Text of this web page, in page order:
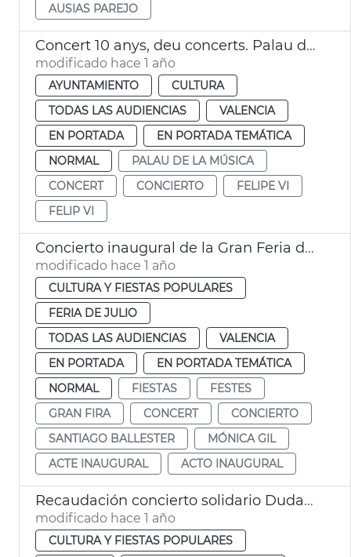
AUSIAS PAREJO
Concert 10 anys, deu concerts. Palau de la Música de València
modificado hace 1 año
AYUNTAMIENTO
CULTURA
TODAS LAS AUDIENCIAS
VALENCIA
EN PORTADA
EN PORTADA TEMÁTICA
NORMAL
PALAU DE LA MÚSICA
CONCERT
CONCIERTO
FELIPE VI
FELIP VI
Concierto inaugural de la Gran Feria de València
modificado hace 1 año
CULTURA Y FIESTAS POPULARES
FERIA DE JULIO
TODAS LAS AUDIENCIAS
VALENCIA
EN PORTADA
EN PORTADA TEMÁTICA
NORMAL
FIESTAS
FESTES
GRAN FIRA
CONCERT
CONCIERTO
SANTIAGO BALLESTER
MÓNICA GIL
ACTE INAUGURAL
ACTO INAUGURAL
Recaudación concierto solidario Dudamel
modificado hace 1 año
CULTURA Y FIESTAS POPULARES